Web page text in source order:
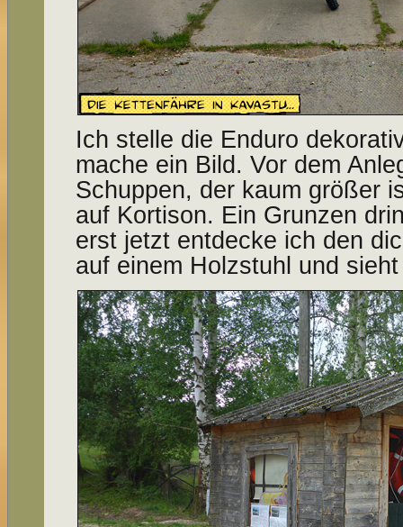
Ich stelle die Enduro
mache ein Bild. Vor dem
Schuppen, der kaum größer
auf Kortison. Ein Grunzen
erst jetzt entdecke ich den
auf einem Holzstuhl und